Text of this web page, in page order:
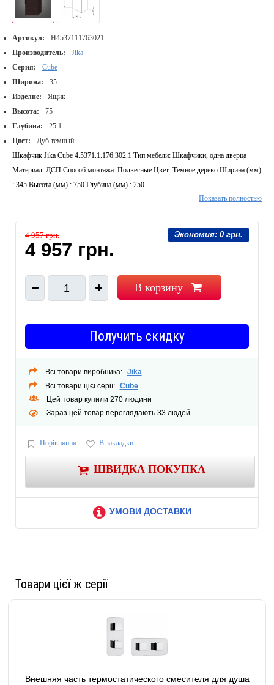
Артикул:
H4537111763021
Производитель:
Jika
Серия:
Cube
Ширина:
35
Изделие:
Ящик
Высота:
75
Глубина:
25.1
Цвет:
Дуб темный
Шкафчик Jika Cube 4.5371.1.176.302.1 Тип мебели: Шкафчики, одна дверца
Материал: ДСП Способ монтажа: Подвесные Цвет: Темное дерево Ширина (мм)
: 345 Высота (мм) : 750 Глубина (мм) : 250
Показать полностью
Экономия: 0 грн.
4 957 грн.
4 957 грн.
1 В корзину
Получить скидку
Всі товари виробника: Jika
Всі товари цієї серії: Cube
Цей товар купили 270 людини
Зараз цей товар переглядають 33 людей
Порівняння В закладки
ШВИДКА ПОКУПКА
УМОВИ ДОСТАВКИ
Товари цієї ж серії
Внешняя часть термостатического смесителя для душа